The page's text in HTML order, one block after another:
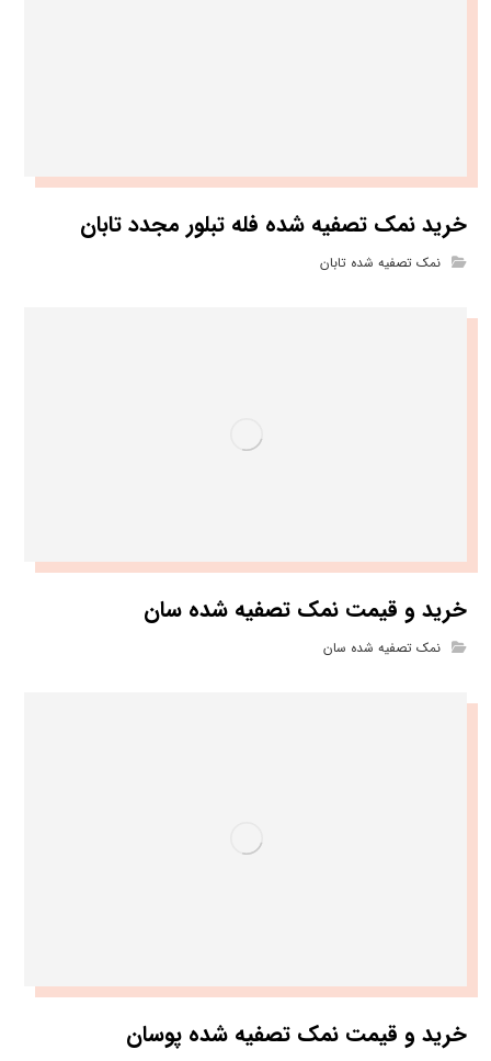
خرید نمک تصفیه شده فله تبلور مجدد تابان
نمک تصفیه شده تابان
خرید و قیمت نمک تصفیه شده سان
نمک تصفیه شده سان
خرید و قیمت نمک تصفیه شده پوسان